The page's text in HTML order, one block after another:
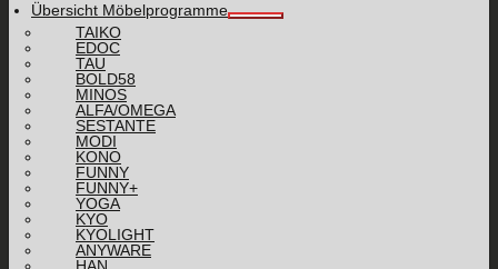
Übersicht Möbelprogramme
TAIKO
EDOC
TAU
BOLD58
MINOS
ALFA/OMEGA
SESTANTE
MODI
KONO
FUNNY
FUNNY+
YOGA
KYO
KYOLIGHT
ANYWARE